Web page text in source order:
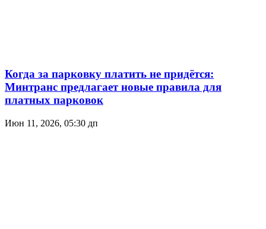
Когда за парковку платить не придётся:
Минтранс предлагает новые правила для
платных парковок
Июн 11, 2026, 05:30 дп